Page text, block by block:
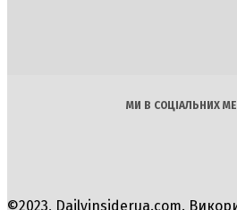
МИ В СОЦІАЛЬНИХ
©2023, Dailyinsiderua.com.